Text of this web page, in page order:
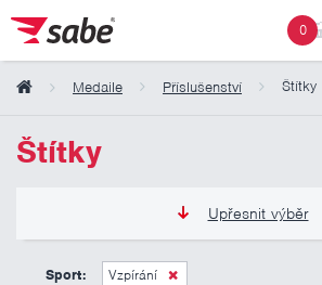
0
Medaile Příslušenství Štítky
Štítky
Upřesnit výběr
15 Kč
Sport: Vzpírání
Obsah košíku